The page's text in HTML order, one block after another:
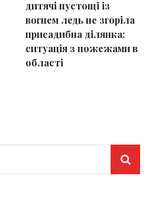
дитячі пустощі із
вогнем ледь не згоріла
присадибна ділянка:
ситуація з пожежами в
області